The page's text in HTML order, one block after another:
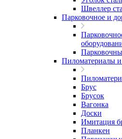
Швеллер
Парковочное и
Пиломатериалы и
Брус
Брусок
Вагонка
Доски
Имитация
Планкен